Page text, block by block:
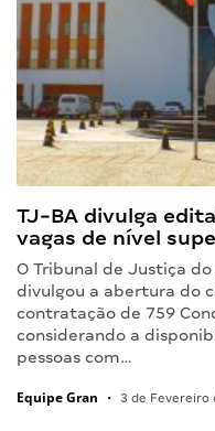
TJ-BA divulga
vagas de nível
O Tribunal de Justiça do
divulgou a abertura do
contratação de 759
considerando a
pessoas com…
Equipe Gran • 3 de Fevereiro